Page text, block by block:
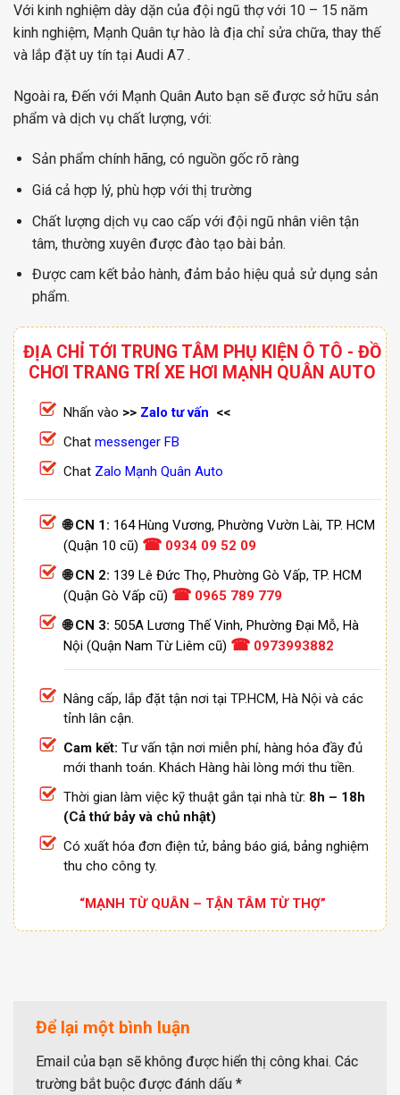
Với kinh nghiệm dày dặn của đội ngũ thợ với 10 – 15 năm
kinh nghiệm, Mạnh Quân tự hào là địa chỉ sửa chữa, thay thế
và lắp đặt uy tín tại Audi A7 .
Ngoài ra, Đến với Mạnh Quân Auto bạn sẽ được sở hữu sản
phẩm và dịch vụ chất lượng, với:
Sản phẩm chính hãng, có nguồn gốc rõ ràng
Giá cả hợp lý, phù hợp với thị trường
Chất lượng dịch vụ cao cấp với đội ngũ nhân viên tận
tâm, thường xuyên được đào tạo bài bản.
Được cam kết bảo hành, đảm bảo hiệu quả sử dụng sản
phẩm.
ĐỊA CHỈ TỚI TRUNG TÂM PHỤ KIỆN Ô TÔ - ĐỒ
CHƠI TRANG TRÍ XE HƠI MẠNH QUÂN AUTO
Nhấn vào >> Zalo tư vấn <<
Chat messenger FB
Chat Zalo Mạnh Quân Auto
🌐 CN 1: 164 Hùng Vương, Phường Vườn Lài, TP. HCM
(Quận 10 cũ) ☎ 0934 09 52 09
🌐 CN 2: 139 Lê Đức Thọ, Phường Gò Vấp, TP. HCM
(Quận Gò Vấp cũ) ☎ 0965 789 779
🌐 CN 3: 505A Lương Thế Vinh, Phường Đại Mỗ, Hà
Nội (Quận Nam Từ Liêm cũ) ☎ 0973993882
Nâng cấp, lắp đặt tận nơi tại TP.HCM, Hà Nội và các
tỉnh lân cận.
Cam kết: Tư vấn tận nơi miễn phí, hàng hóa đầy đủ
mới thanh toán. Khách Hàng hài lòng mới thu tiền.
Thời gian làm việc kỹ thuật gắn tại nhà từ: 8h – 18h
(Cả thứ bảy và chủ nhật)
Có xuất hóa đơn điện tử, bảng báo giá, bảng nghiệm
thu cho công ty.
“MẠNH TỪ QUÂN – TẬN TÂM TỪ THỢ”
Để lại một bình luận
Email của bạn sẽ không được hiển thị công khai. Các
trường bắt buộc được đánh dấu *